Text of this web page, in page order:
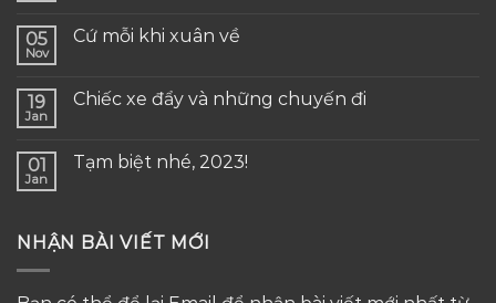
05
Nov
Cứ mỗi khi xuân về
19
Jan
Chiếc xe đẩy và những chuyến đi
01
Jan
Tạm biệt nhé, 2023!
NHẬN BÀI VIẾT MỚI